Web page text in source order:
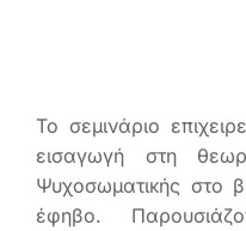
Το σεμινάριο
εισαγωγή στη
Ψυχοσωματικής στο
έφηβο.